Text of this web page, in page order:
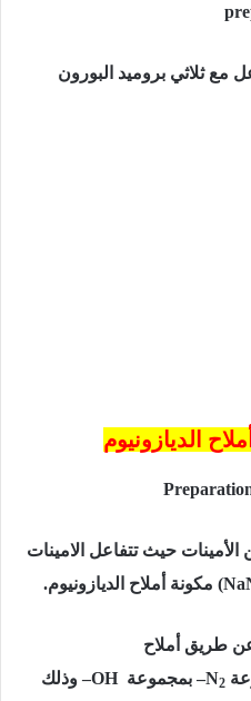
مع ثلاثي بروميد البورون
حيث تتفاعل الامينات
طريق أملاح
–N2 بمجموعة –OH وذلك